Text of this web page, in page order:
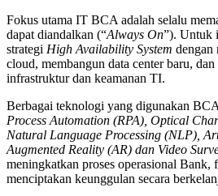
Fokus utama IT BCA adalah selalu
dapat diandalkan (“Always On”). Untuk
strategi High Availability System dengan
cloud, membangun data center baru, dan
infrastruktur dan keamanan TI.
Berbagai teknologi yang digunakan
Process Automation (RPA), Optical
Natural Language Processing (NLP),
Augmented Reality (AR) dan Video
meningkatkan proses operasional Bank,
menciptakan keunggulan secara